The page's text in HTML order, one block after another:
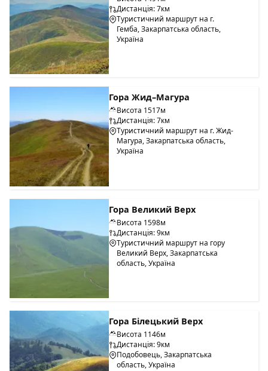
Дистанція: 7км
Туристичний маршрут на г.
Гемба, Закарпатська область,
Україна
Гора Жид–Магура
Висота 1517м
Дистанція: 7км
Туристичний маршрут на г. Жид-
Магура, Закарпатська область,
Україна
Гора Великий Верх
Висота 1598м
Дистанція: 9км
Туристичний маршрут на гору
Великий Верх, Закарпатська
область, Україна
Гора Білецький Верх
Висота 1146м
Дистанція: 9км
Подобовець, Закарпатська
область, Україна